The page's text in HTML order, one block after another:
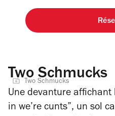
Two Schmucks
Two Schmucks
Une devanture affichant
in we’re cunts”, un sol